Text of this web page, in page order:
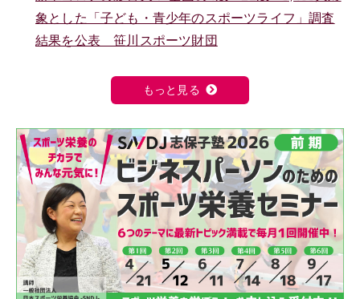
象とした「子ども・青少年のスポーツライフ」調査
結果を公表 笹川スポーツ財団
もっと見る